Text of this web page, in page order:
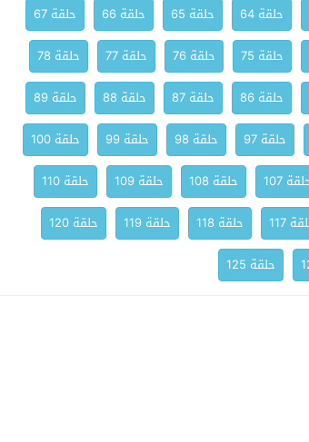
حلقة 64 حلقة 65 حلقة 66
حلقة 67
حلقة 75 حلقة 76 حلقة 77
حلقة 78
حلقة 86 حلقة 87 حلقة 88
حلقة 89
حلقة 97 حلقة 98 حلقة 99
حلقة 100
107 حلقة 108 حلقة 109
حلقة 110
117 حلقة 118 حلقة 119
حلقة 120
حلقة 125